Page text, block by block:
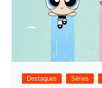
Destaques Séries